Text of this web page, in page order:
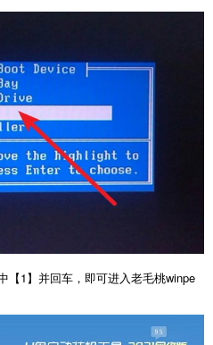
【1】并回车，即可进入老毛桃winpe